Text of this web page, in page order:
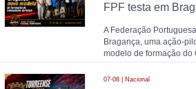
A Federação
Bragança, uma ação-
modelo de formação do
07-08 | Nacional